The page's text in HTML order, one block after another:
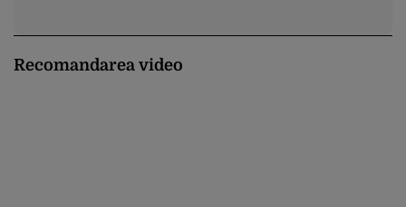
Recomandarea video